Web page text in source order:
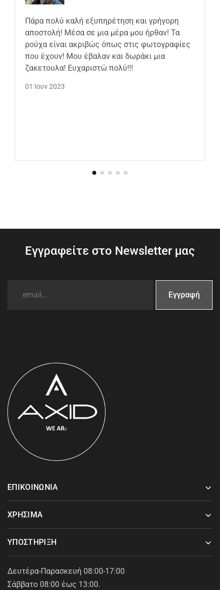
Πάρα πολύ καλή εξυπηρέτηση και γρήγορη
αποστολή! Μέσα σε μια μέρα μου ήρθαν! Τα
ρούχα είναι ακριβώς όπως στις φωτογραφίες
που έχουν! Μου έβαλαν και δωράκι μια
ζακετουλα! Ευχαριστώ πολύ!!!
01 Ιουν 2023
Εγγραφείτε στο Newsletter μας
ΕΠΙΚΟΙΝΩΝΙΑ
ΧΡΗΣΙΜΑ
ΥΠΟΣΤΗΡΙΞΗ
Δευτέρα-Παρασκευή 08:00-17:00
Σάββατο 08:00 έως 13:00.